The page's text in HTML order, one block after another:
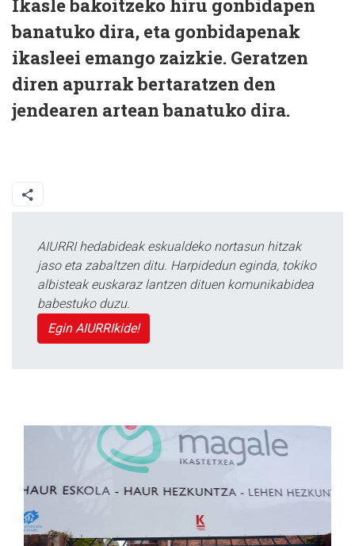
Ikasle bakoitzeko hiru gonbidapen
banatuko dira, eta gonbidapenak
ikasleei emango zaizkie. Geratzen
diren apurrak bertaratzen den
jendearen artean banatuko dira.
AIURRI hedabideak eskualdeko nortasun hitzak
jaso eta zabaltzen ditu. Harpidedun eginda, tokiko
albisteak euskaraz lantzen dituen komunikabidea
babestuko duzu.
Egin AIURRIkide!